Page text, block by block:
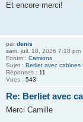
Et encore merci!
par denis
sam. juil. 18, 2026 7:18 pm
Forum : Camions
Sujet : Berliet avec cabines
Réponses : 11
Vues : 543
Re: Berliet avec
Merci Camille